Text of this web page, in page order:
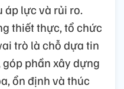
áp lực và rủi ro.
thiết thực, tổ chức
trò là chỗ dựa tin
phần xây dựng
ổn định và thúc